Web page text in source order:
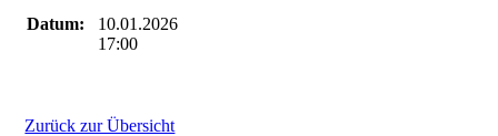
Datum:
10.01.2026
17:00
Zurück zur Übersicht